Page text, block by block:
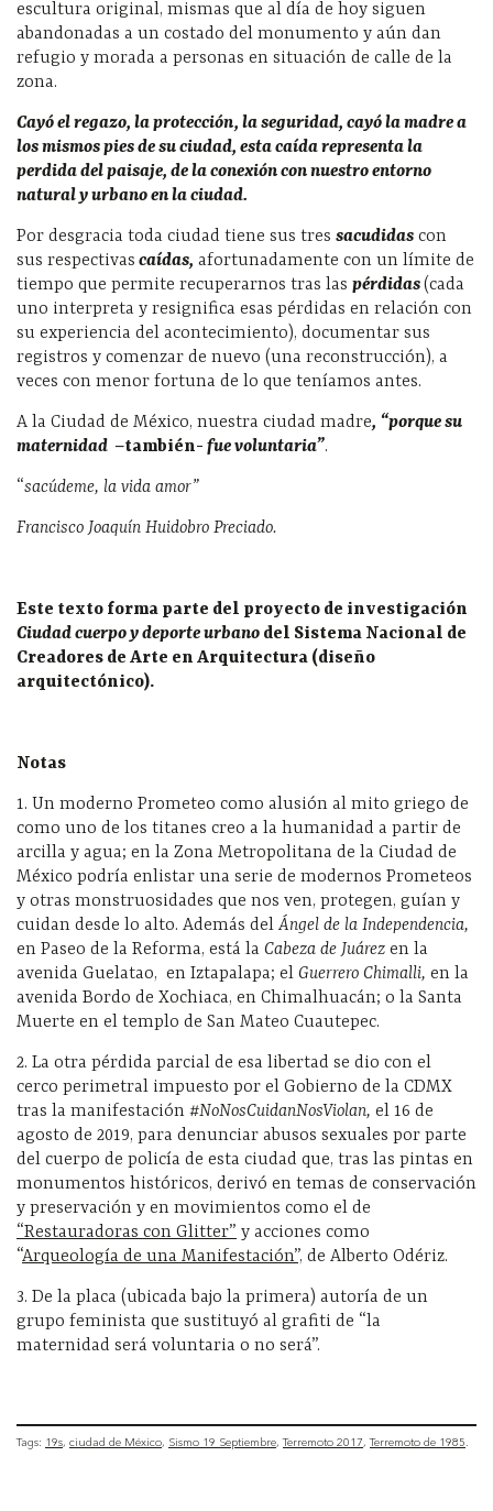
escultura original, mismas que al día de hoy siguen
abandonadas a un costado del monumento y aún dan
refugio y morada a personas en situación de calle de la
zona.
Cayó el regazo, la protección, la seguridad, cayó la madre a
los mismos pies de su ciudad, esta caída representa la
perdida del paisaje, de la conexión con nuestro entorno
natural y urbano en la ciudad.
Por desgracia toda ciudad tiene sus tres sacudidas con
sus respectivas caídas, afortunadamente con un límite de
tiempo que permite recuperarnos tras las pérdidas(cada
uno interpreta y resignifica esas pérdidas en relación con
su experiencia del acontecimiento), documentar sus
registros y comenzar de nuevo (una reconstrucción), a
veces con menor fortuna de lo que teníamos antes.
A la Ciudad de México, nuestra ciudad madre, “porque su
maternidad –también- fue voluntaria”.
“sacúdeme, la vida amor”
Francisco Joaquín Huidobro Preciado.
Este texto forma parte del proyecto de investigación
Ciudad cuerpo y deporte urbano del Sistema Nacional de
Creadores de Arte en Arquitectura (diseño
arquitectónico).
Notas
1. Un moderno Prometeo como alusión al mito griego de
como uno de los titanes creo a la humanidad a partir de
arcilla y agua; en la Zona Metropolitana de la Ciudad de
México podría enlistar una serie de modernos Prometeos
y otras monstruosidades que nos ven, protegen, guían y
cuidan desde lo alto. Además delÁngel de la Independencia,
en Paseo de la Reforma, está la Cabeza de Juárez en la
avenida Guelatao, en Iztapalapa; el Guerrero Chimalli, en la
avenida Bordo de Xochiaca, en Chimalhuacán; o la Santa
Muerte en el templo de San Mateo Cuautepec.
2. La otra pérdida parcial de esa libertad se dio con el
cerco perimetral impuesto por el Gobierno de la CDMX
tras la manifestación #NoNosCuidanNosViolan, el 16 de
agosto de 2019, para denunciar abusos sexuales por parte
del cuerpo de policía de esta ciudad que, tras las pintas en
monumentos históricos, derivó en temas de conservación
y preservación y en movimientos como el de
“Restauradoras con Glitter” y acciones como
“Arqueología de una Manifestación”, de Alberto Odériz.
3. De la placa (ubicada bajo la primera) autoría de un
grupo feminista que sustituyó al grafiti de “la
maternidad será voluntaria o no será”.
Tags: 19s ciudad de México Sismo 19 Septiembre Terremoto 2017 Terremoto de 1985